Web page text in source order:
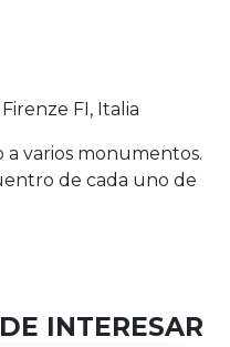
FI, Italia
a varios monumentos.
de cada uno de
INTERESAR